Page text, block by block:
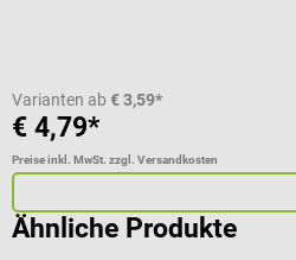
Varianten ab € 3,59*
€ 4,79*
Preise inkl. MwSt. zzgl. Versandkosten
Ähnliche Produkte